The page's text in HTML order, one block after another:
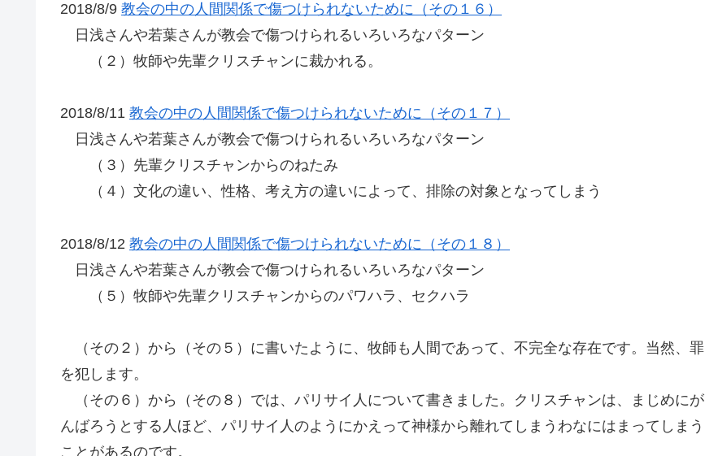
2018/8/9 教会の中の人間関係で傷つけられないために（その１６）
日浅さんや若葉さんが教会で傷つけられるいろいろなパターン
（２）牧師や先輩クリスチャンに裁かれる。
2018/8/11 教会の中の人間関係で傷つけられないために（その１７）
日浅さんや若葉さんが教会で傷つけられるいろいろなパターン
（３）先輩クリスチャンからのねたみ
（４）文化の違い、性格、考え方の違いによって、排除の対象となってしまう
2018/8/12 教会の中の人間関係で傷つけられないために（その１８）
日浅さんや若葉さんが教会で傷つけられるいろいろなパターン
（５）牧師や先輩クリスチャンからのパワハラ、セクハラ
（その２）から（その５）に書いたように、牧師も人間であって、不完全な存在です。当然、罪
を犯します。
（その６）から（その８）では、パリサイ人について書きました。クリスチャンは、まじめにが
んばろうとする人ほど、パリサイ人のようにかえって神様から離れてしまうわなにはまってしまう
ことがあるのです。